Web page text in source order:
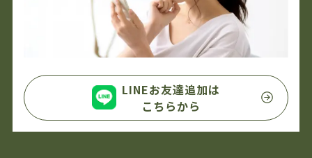
LINEお友達追加は
こちらから